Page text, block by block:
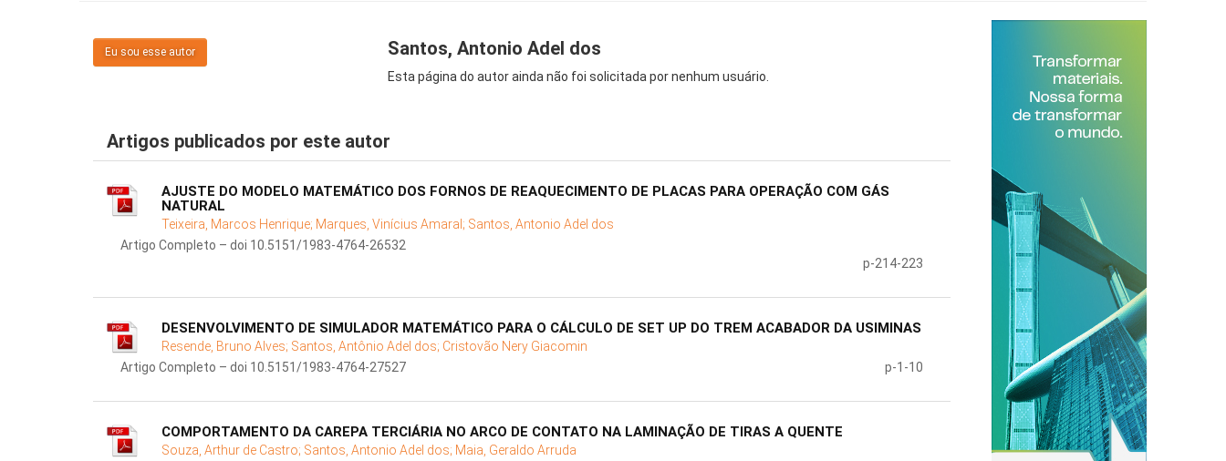
Eu sou esse autor Santos, Antonio Adel dos
Esta página do autor ainda não foi solicitada por nenhum usuário.
Artigos publicados por este autor
AJUSTE DO MODELO MATEMÁTICO DOS FORNOS DE REAQUECIMENTO DE PLACAS PARA OPERAÇÃO COM GÁS
NATURAL
Teixeira, Marcos Henrique; Marques, Vinícius Amaral; Santos, Antonio Adel dos
Artigo Completo – doi 10.5151/1983-4764-26532
p-214-223
DESENVOLVIMENTO DE SIMULADOR MATEMÁTICO PARA O CÁLCULO DE SET UP DO TREM ACABADOR DA USIMINAS
Resende, Bruno Alves; Santos, Antônio Adel dos; Cristovão Nery Giacomin
Artigo Completo – doi 10.5151/1983-4764-27527
p-1-10
COMPORTAMENTO DA CAREPA TERCIÁRIA NO ARCO DE CONTATO NA LAMINAÇÃO DE TIRAS A QUENTE
Souza, Arthur de Castro; Santos, Antonio Adel dos; Maia, Geraldo Arruda